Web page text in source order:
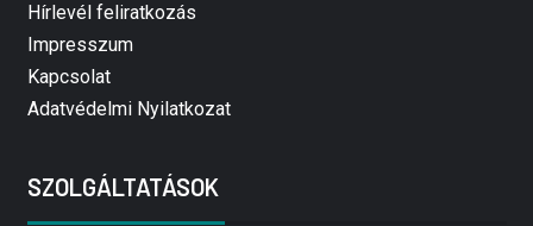
Hírlevél feliratkozás
Impresszum
Kapcsolat
Adatvédelmi Nyilatkozat
SZOLGÁLTATÁSOK